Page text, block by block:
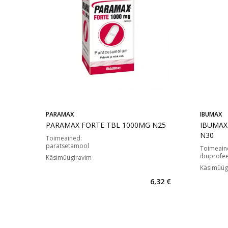
PARAMAX
PARAMAX FORTE TBL 1000MG N25
Toimeained:
paratsetamool
Käsimüügiravim
6,32 €
IBUMAX
N30